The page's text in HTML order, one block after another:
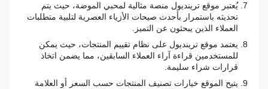
يُعتبر موقع ترينديول منصة مثالية لمحبي الموضة، حيث يتم
تحديثه باستمرار بأحدث صيحات الأزياء العصرية لتلبية متطلبات
العملاء الذين يبحثون عن التميز.
يعتمد موقع ترينديول على نظام تقييم المنتجات، حيث يمكن
للمستخدمين قراءة آراء العملاء السابقين، مما يضمن اتخاذ
قرارات شراء سليمة.
يتيح الموقع خيارات تصنيف المنتجات حسب السعر أو العلامة